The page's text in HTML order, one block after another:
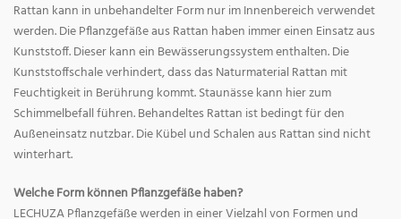
Rattan kann in unbehandelter Form nur im Innenbereich verwendet
werden. Die Pflanzgefäße aus Rattan haben immer einen Einsatz aus
Kunststoff. Dieser kann ein Bewässerungssystem enthalten. Die
Kunststoffschale verhindert, dass das Naturmaterial Rattan mit
Feuchtigkeit in Berührung kommt. Staunässe kann hier zum
Schimmelbefall führen. Behandeltes Rattan ist bedingt für den
Außeneinsatz nutzbar. Die Kübel und Schalen aus Rattan sind nicht
winterhart.
Welche Form können Pflanzgefäße haben?
LECHUZA Pflanzgefäße werden in einer Vielzahl von Formen und